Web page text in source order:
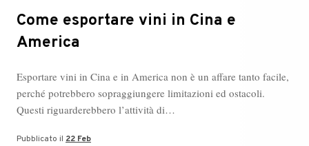
Come esportare vini in Cina e
America
Esportare vini in Cina e in America non è un affare tanto facile,
perché potrebbero sopraggiungere limitazioni ed ostacoli.
Questi riguarderebbero l’attività di…
Pubblicato il 22 Feb